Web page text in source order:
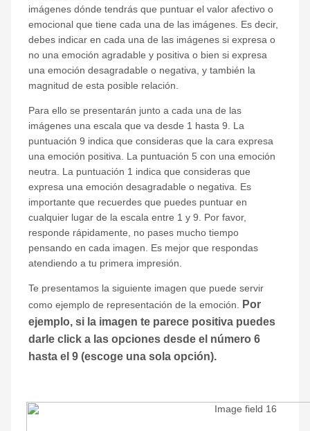
imágenes dónde tendrás que puntuar el valor afectivo o
emocional que tiene cada una de las imágenes. Es decir,
debes indicar en cada una de las imágenes si expresa o
no una emoción agradable y positiva o bien si expresa
una emoción desagradable o negativa, y también la
magnitud de esta posible relación.
Para ello se presentarán junto a cada una de las
imágenes una escala que va desde 1 hasta 9. La
puntuación 9 indica que consideras que la cara expresa
una emoción positiva. La puntuación 5 con una emoción
neutra. La puntuación 1 indica que consideras que
expresa una emoción desagradable o negativa. Es
importante que recuerdes que puedes puntuar en
cualquier lugar de la escala entre 1 y 9. Por favor,
responde rápidamente, no pases mucho tiempo
pensando en cada imagen. Es mejor que respondas
atendiendo a tu primera impresión.
Te presentamos la siguiente imagen que puede servir
como ejemplo de representación de la emoción.
Por
ejemplo, si la imagen te parece positiva puedes
darle click a las opciones desde el número 6
hasta el 9 (escoge una sola opción).